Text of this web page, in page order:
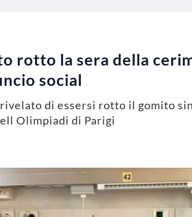
rotto la sera della
social
di essersi rotto il gomito
Olimpiadi di Parigi